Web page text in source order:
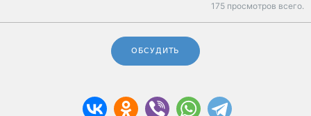
175 просмотров всего.
ОБСУДИТЬ